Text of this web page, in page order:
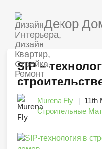
Декор
SIP –
Murena Fly
11th
Строительные